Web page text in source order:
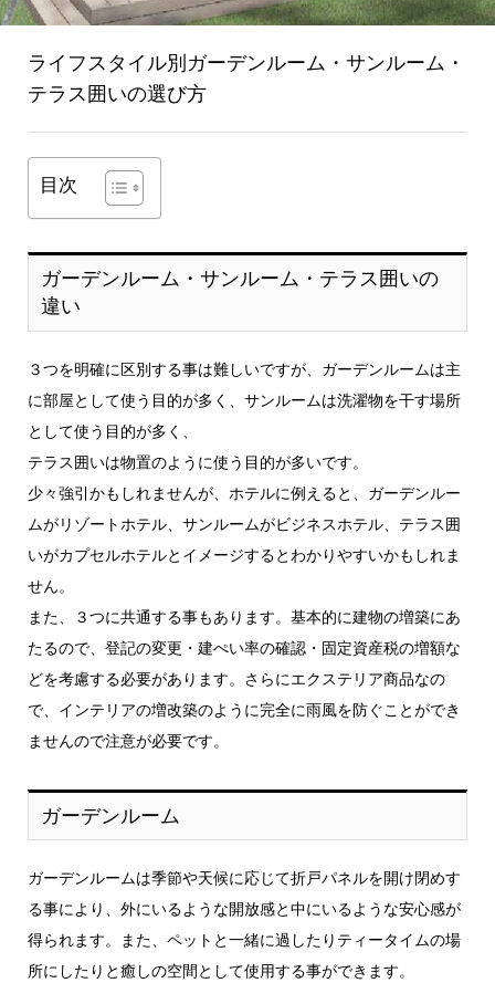
ライフスタイル別ガーデンルーム・サンルーム・
テラス囲いの選び方
目次
ガーデンルーム・サンルーム・テラス囲いの
違い
３つを明確に区別する事は難しいですが、ガーデンルームは主
に部屋として使う目的が多く、サンルームは洗濯物を干す場所
として使う目的が多く、
テラス囲いは物置のように使う目的が多いです。
少々強引かもしれませんが、ホテルに例えると、ガーデンルー
ムがリゾートホテル、サンルームがビジネスホテル、テラス囲
いがカプセルホテルとイメージするとわかりやすいかもしれま
せん。
また、３つに共通する事もあります。基本的に建物の増築にあ
たるので、登記の変更・建ぺい率の確認・固定資産税の増額な
どを考慮する必要があります。さらにエクステリア商品なの
で、インテリアの増改築のように完全に雨風を防ぐことができ
ませんので注意が必要です。
ガーデンルーム
ガーデンルームは季節や天候に応じて折戸パネルを開け閉めす
る事により、外にいるような開放感と中にいるような安心感が
得られます。また、ペットと一緒に過したりティータイムの場
所にしたりと癒しの空間として使用する事ができます。